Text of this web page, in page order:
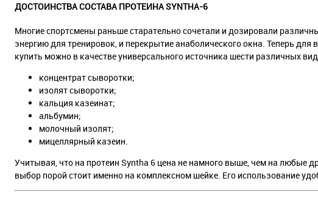
ДОСТОИНСТВА СОСТАВА ПРОТЕИНА SYNTHA-6
Многие спортсмены раньше старательно сочетали и дозировали
энергию для тренировок, и перекрытие анаболического окна. Теперь
купить можно в качестве универсального источника шести различных
концентрат сыворотки;
изолят сыворотки;
кальция казеинат;
альбумин;
молочный изолят;
мицеллярный казеин.
Учитывая, что на протеин Syntha 6 цена не намного выше, чем на любые
выбор порой стоит именно на комплексном шейке. Его использование